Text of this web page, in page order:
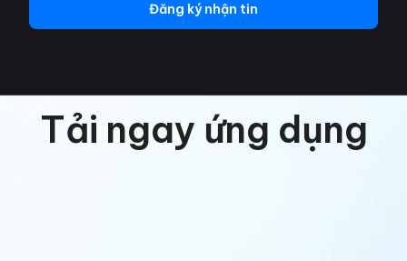
Đăng ký nhận tin
Tải ngay ứng dụng